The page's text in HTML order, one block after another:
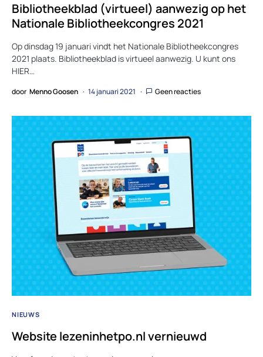
Bibliotheekblad (virtueel) aanwezig op het
Nationale Bibliotheekcongres 2021
Op dinsdag 19 januari vindt het Nationale Bibliotheekcongres
2021 plaats. Bibliotheekblad is virtueel aanwezig. U kunt ons
HIER…
door Menno Goosen 14 januari 2021 Geen reacties
NIEUWS
Website lezeninhetpo.nl vernieuwd